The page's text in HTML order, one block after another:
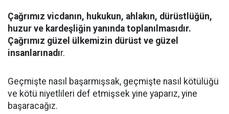
Çağrımız vicdanın, hukukun, ahlakın, dürüstlüğün,
huzur ve kardeşliğin yanında toplanılmasıdır.
Çağrımız güzel ülkemizin dürüst ve güzel
insanlarınadır.
Geçmişte nasıl başarmışsak, geçmişte nasıl kötülüğü
ve kötü niyetlileri def etmişsek yine yaparız, yine
başaracağız.